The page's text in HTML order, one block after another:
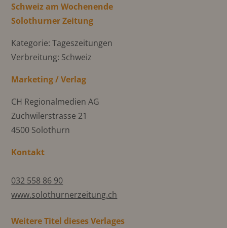
Schweiz am Wochenende
Solothurner Zeitung
Kategorie: Tageszeitungen
Verbreitung: Schweiz
Marketing / Verlag
CH Regionalmedien AG
Zuchwilerstrasse 21
4500 Solothurn
Kontakt
032 558 86 90
www.solothurnerzeitung.ch
Weitere Titel dieses Verlages